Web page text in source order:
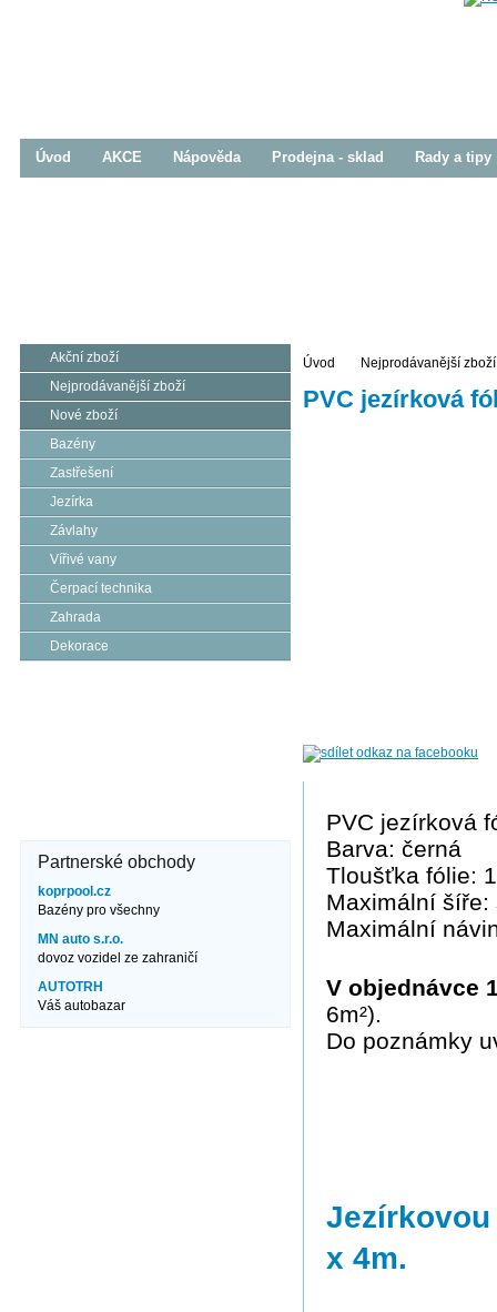
Úvod Nejprodávanější zboží
PVC jezírková
PVC jezírková
Barva: černá
Tloušťka fólie:
Maximální šíře:
Maximální
V objednávce
6m²).
Do poznámky
x 4m.
Akční zboží
Nejprodávanější zboží
Nové zboží
Bazény
Zastřešení
Jezírka
Závlahy
Vířivé vany
Čerpací technika
Zahrada
Dekorace
Partnerské obchody
koprpool.cz
Bazény pro všechny
MN auto s.r.o.
dovoz vozidel ze zahraničí
AUTOTRH
Váš autobazar
Úvod AKCE Nápověda Prodejna - sklad Rady a tipy